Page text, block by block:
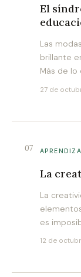
El
Las
brillante
Más de lo
27 de
07
La
La
es
12 de